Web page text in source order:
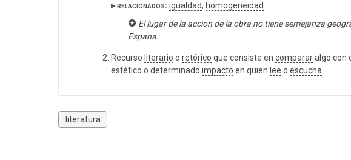
▸ relacionados: igualdad, homogeneidad
El lugar de la accion de la obra no tiene semejanza
Espana.
Recurso literario o retórico que consiste en compararalgo con
estético o determinado impacto en quien lee o escucha.
literatura